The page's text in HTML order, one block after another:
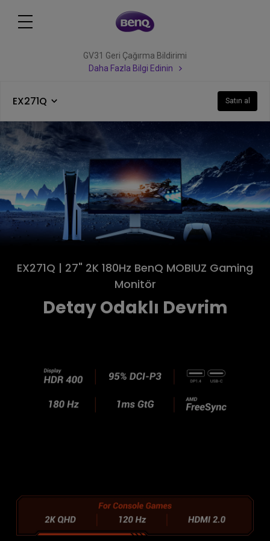
GV31 Geri Çağırma Bildirimi
Daha Fazla Bilgi Edinin
EX271Q Satın al
EX271Q | 27" 2K 180Hz BenQ MOBIUZ Gaming
Monitör
Detay Odaklı Devrim